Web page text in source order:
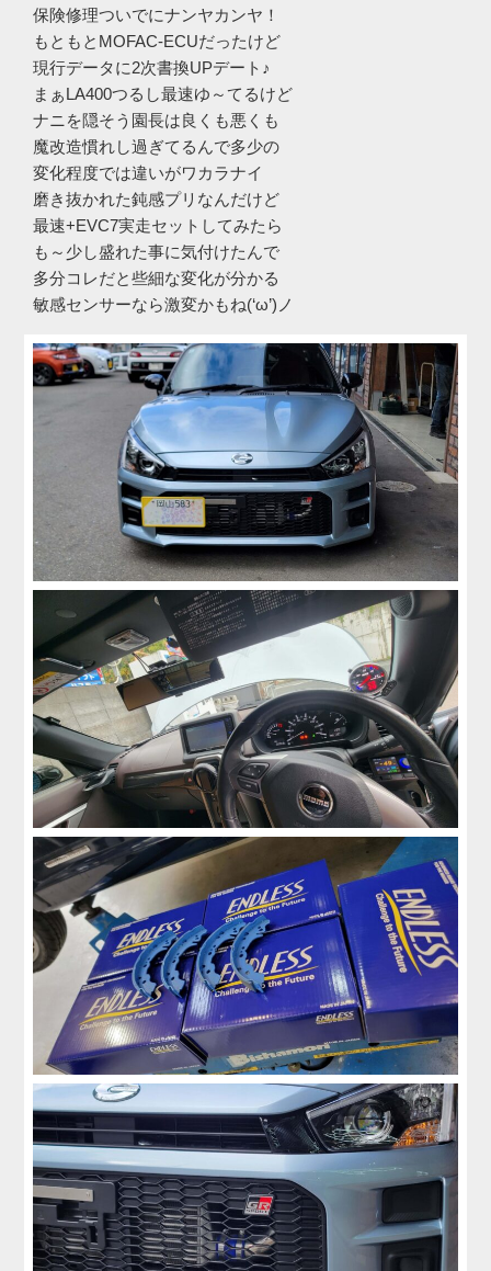
保険修理ついでにナンヤカンヤ！
もともとMOFAC-ECUだったけど
現行データに2次書換UPデート♪
まぁLA400つるし最速ゆ～てるけど
ナニを隠そう園長は良くも悪くも
魔改造慣れし過ぎてるんで多少の
変化程度では違いがワカラナイ
磨き抜かれた鈍感プリなんだけど
最速+EVC7実走セットしてみたら
も～少し盛れた事に気付けたんで
多分コレだと些細な変化が分かる
敏感センサーなら激変かもね(‘ω’)ノ